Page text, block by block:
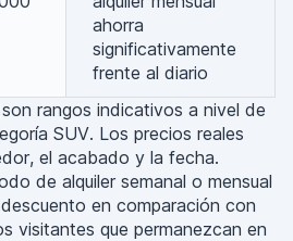
ahorra
significativamente
frente al diario
rangos indicativos a nivel de
SUV. Los precios reales
el acabado y la fecha.
de alquiler semanal o mensual
en comparación con
visitantes que permanezcan en